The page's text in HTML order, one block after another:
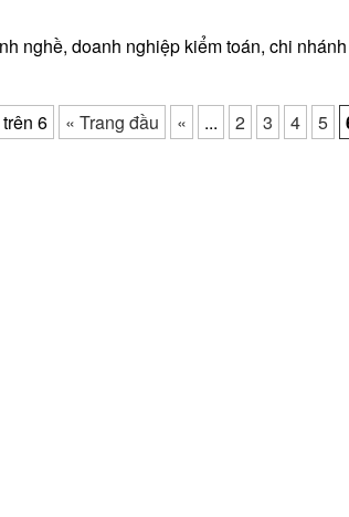
nghề, doanh nghiệp kiểm toán, chi nhánh
6 « Trang đầu « ... 2 3 4 5